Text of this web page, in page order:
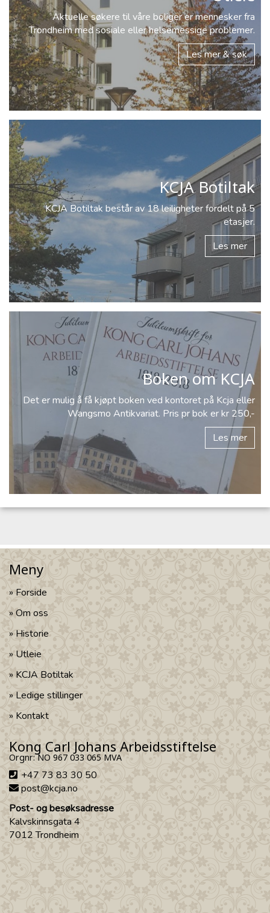
Aktuelle søkere til våre boliger er mennesker fra
Trondheim med sosiale eller helsemessige problemer.
Les mer & søk
KCJA Botiltak
KCJA Botiltak består av 18 leiligheter fordelt på 5
etasjer.
Les mer
Boken om KCJA
Det er mulig å få kjøpt boken ved kontoret på Kcja eller
Wangsmo Antikvariat. Pris pr bok er kr 250,-
Les mer
Meny
Forside
Om oss
Historie
Utleie
KCJA Botiltak
Ledige stillinger
Kontakt
Kong Carl Johans Arbeidsstiftelse
Orgnr: NO 967 033 065 MVA
+47 73 83 30 50
post@kcja.no
Post- og besøksadresse
Kalvskinnsgata 4
7012 Trondheim